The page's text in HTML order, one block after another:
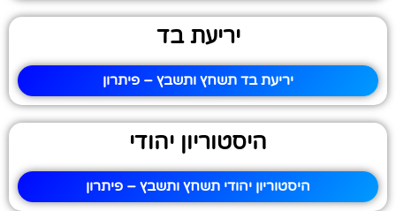
יריעת בד
יריעת בד תשחץ ותשבץ – פיתרון
היסטוריון יהודי
היסטוריון יהודי תשחץ ותשבץ – פיתרון